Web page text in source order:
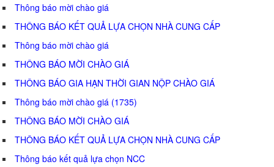
Thông báo mời chào giá
THÔNG BÁO KẾT QUẢ LỰA CHỌN NHÀ CUNG CẤP
Thông báo mời chào giá
THÔNG BÁO MỜI CHÀO GIÁ
THÔNG BÁO GIA HẠN THỜI GIAN NỘP CHÀO GIÁ
Thông báo mời chào giá (1735)
THÔNG BÁO MỜI CHÀO GIÁ
THÔNG BÁO KẾT QUẢ LỰA CHỌN NHÀ CUNG CẤP
Thông báo kết quả lựa chọn NCC